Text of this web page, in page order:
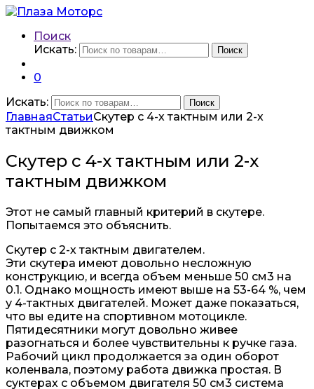
Поиск
Искать:
Поиск
0
Искать:
Поиск
ГлавнаяСтатьиСкутер с 4-х тактным или 2-х
тактным движком
Скутер с 4-х тактным или 2-х
тактным движком
Этот не самый главный критерий в скутере.
Попытаемся это объяснить.
Скутер с 2-х тактным двигателем.
Эти скутера имеют довольно несложную
конструкцию, и всегда объем меньше 50 см3 на
0.1. Однако мощность имеют выше на 53-64 %, чем
у 4-тактных двигателей. Может даже показаться,
что вы едите на спортивном мотоцикле.
Пятидесятники могут довольно живее
разогнаться и более чувствительны к ручке газа.
Рабочий цикл продолжается за один оборот
коленвала, поэтому работа движка простая. В
суктерах с объемом двигателя 50 см3 система